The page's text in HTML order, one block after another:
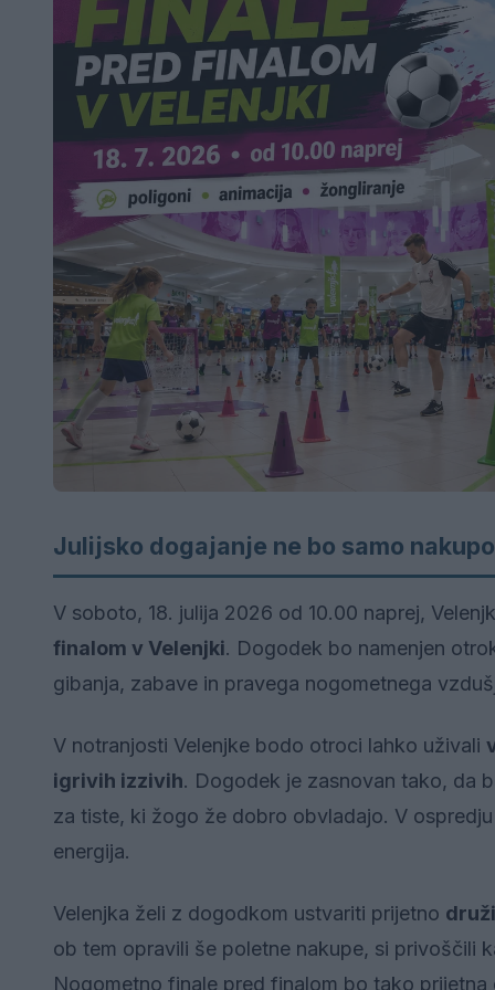
Julijsko dogajanje ne bo samo
V soboto, 18. julija 2026 od 10.00 naprej,
finalom v Velenjki. Dogodek bo namenjen
gibanja, zabave in pravega nogometnega
V notranjosti Velenjke bodo otroci lahko uživali
igrivih izzivih. Dogodek je zasnovan tako, da
za tiste, ki žogo že dobro obvladajo. V
energija.
Velenjka želi z dogodkom ustvariti prijetno
ob tem opravili še poletne nakupe, si privoščili
Nogometno finale pred finalom bo tako